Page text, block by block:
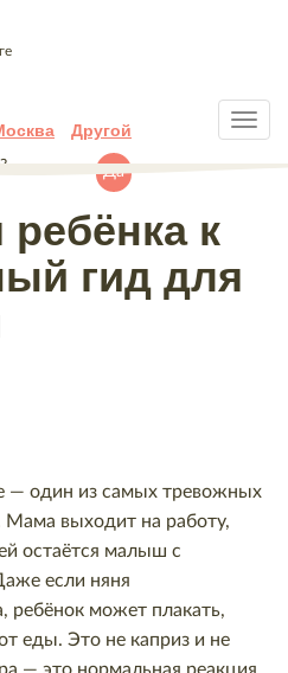
Другой
?
Да
к
гид для
— один из самых тревожных
выходит на работу,
остаётся малыш с
если няня
ребёнок может плакать,
еды. Это не каприз и не
— это нормальная реакция